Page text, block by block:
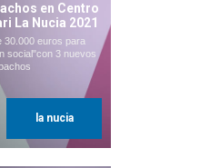
en Centro
La Nucia 2021
30.000 euros para
social"con 3 nuevos
la nucia